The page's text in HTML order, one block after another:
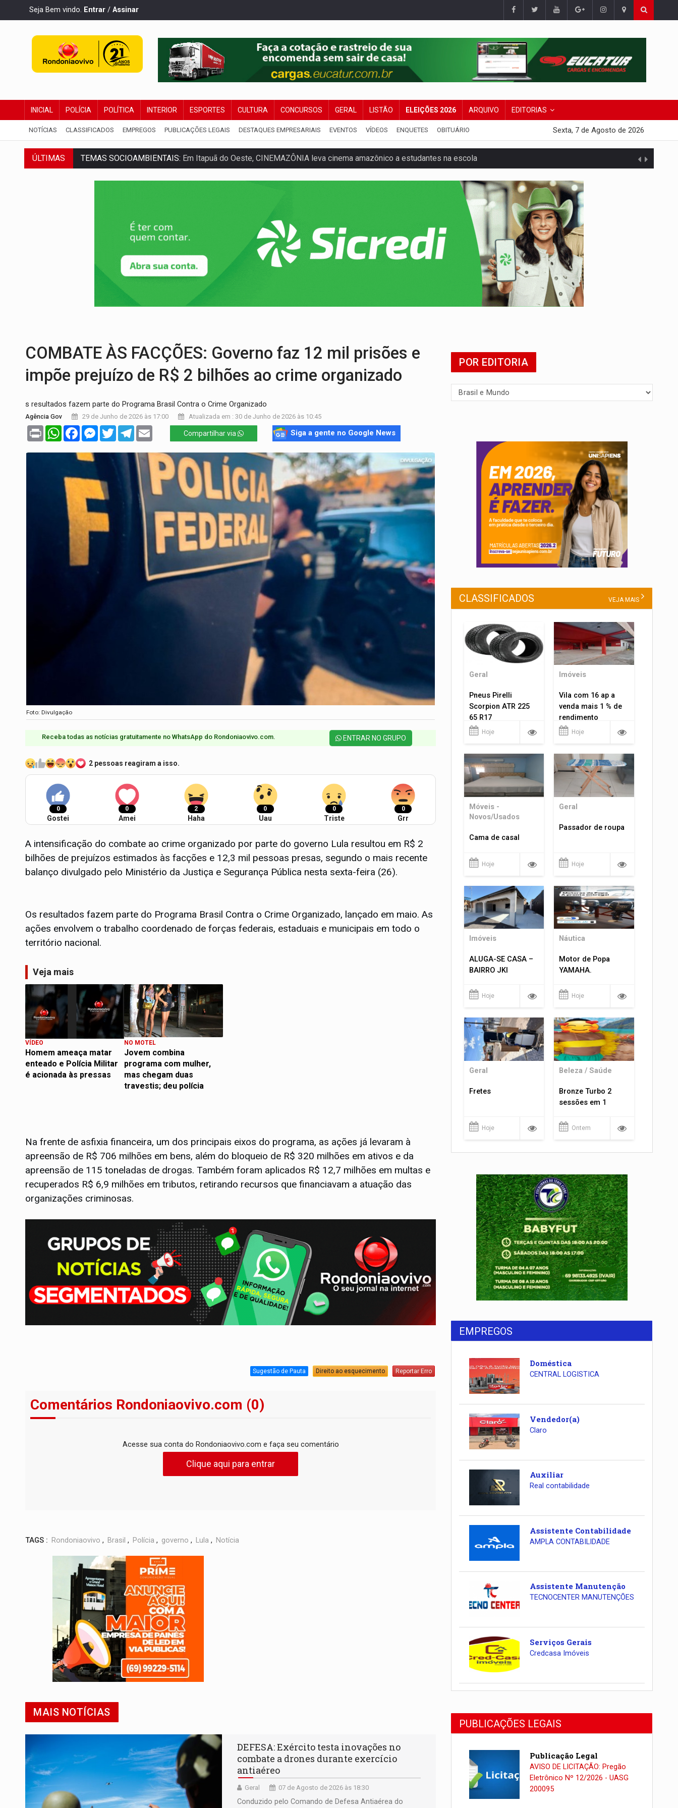
Seja Bem vindo. Entrar / Assinar
INICIAL POLÍCIA POLÍTICA INTERIOR ESPORTES CULTURA CONCURSOS GERAL LISTÃO ELEIÇÕES 2026 ARQUIVO EDITORIAS
NOTÍCIAS CLASSIFICADOS EMPREGOS PUBLICAÇÕES LEGAIS DESTAQUES EMPRESARIAIS EVENTOS VÍDEOS ENQUETES OBITUÁRIO Sexta, 7 de Agosto de 2026
ÚLTIMAS
TEMAS SOCIOAMBIENTAIS:Em Itapuã do Oeste, CINEMAZÔNIA leva cinema amazônico a estudantes na escola
PREVISÃO:Interior de Rondônia terá sábado (8) de calor intenso e tempo firme
Coreografia de Rondônia estreia na programação do Festival de Dança de Joinville
ELEIÇÕES 2026:Sgt. Mouza esclarece 'erro de digitação' em declaração de patrimônio de R$ 29 mi
Sinjur parabeniza servidores pelo adicional de incentivo com efeitos retroativos
Publicação Legal:AVISO DE LICITAÇÃO: Pregão Eletrônico Nº 12/2026 - UASG 200095
Polícia apreende mais de uma tonelada de drogas em fundo falso de caminhão
EMOCIONE:PRESENTES: Confira os sorteados na promoção de dia dos Pais
COMBATE ÀS FACÇÕES: Governo faz 12 mil prisões e
impõe prejuízo de R$ 2 bilhões ao crime organizado
s resultados fazem parte do Programa Brasil Contra o Crime Organizado
Agência Gov 29 de Junho de 2026 às 17:00 Atualizada em : 30 de Junho de 2026 às 10:45
Print WhatsAppFacebookMessenger
TwitterTelegram Compartilhar via Siga a gente no Google News
Foto: Divulgação
Receba todas as notícias gratuitamente no WhatsApp do Rondoniaovivo.com.​ ENTRAR NO GRUPO
2 pessoas reagiram a isso.
0
Gostei
0
Amei
2
Haha
0
Uau
0
Triste
0
Grr
A intensificação do combate ao crime organizado por parte do governo Lula resultou em R$ 2
bilhões de prejuízos estimados às facções e 12,3 mil pessoas presas, segundo o mais recente
balanço divulgado pelo Ministério da Justiça e Segurança Pública nesta sexta-feira (26).
Os resultados fazem parte do Programa Brasil Contra o Crime Organizado, lançado em maio. As
ações envolvem o trabalho coordenado de forças federais, estaduais e municipais em todo o
território nacional.
Veja mais
VÍDEO
Homem ameaça matar
enteado e Polícia Militar
é acionada às pressas
NO MOTEL
Jovem combina
programa com mulher,
mas chegam duas
travestis; deu polícia
Na frente de asfixia financeira, um dos principais eixos do programa, as ações já levaram à
apreensão de R$ 706 milhões em bens, além do bloqueio de R$ 320 milhões em ativos e da
apreensão de 115 toneladas de drogas. Também foram aplicados R$ 12,7 milhões em multas e
recuperados R$ 6,9 milhões em tributos, retirando recursos que financiavam a atuação das
organizações criminosas.
Sugestão de Pauta Direito ao esquecimento Reportar Erro
Comentários Rondoniaovivo.com (0)
Acesse sua conta do Rondoniaovivo.com e faça seu comentário
Clique aqui para entrar
TAGS : Rondoniaovivo , Brasil , Polícia , governo , Lula , Notícia
MAIS NOTÍCIAS
DEFESA: Exército testa inovações no
combate a drones durante exercício
antiaéreo
Geral 07 de Agosto de 2026 às 18:30
Conduzido pelo Comando de Defesa Antiaérea do
POR EDITORIA
CLASSIFICADOS VEJA MAIS
Geral
Pneus Pirelli
Scorpion ATR 225
65 R17
Hoje
Imóveis
Vila com 16 ap a
venda mais 1 % de
rendimento
Hoje
Móveis -
Novos/Usados
Cama de casal
Hoje
Geral
Passador de roupa
Hoje
Imóveis
ALUGA-SE CASA –
BAIRRO JKI
Hoje
Náutica
Motor de Popa
YAMAHA.
Hoje
Geral
Fretes
Hoje
Beleza / Saúde
Bronze Turbo 2
sessões em 1
Ontem
EMPREGOS
Doméstica
CENTRAL LOGISTICA
Vendedor(a)
Claro
Auxiliar
Real contabilidade
Assistente Contabilidade
AMPLA CONTABILIDADE
Assistente Manutenção
TECNOCENTER MANUTENÇÕES
Serviços Gerais
Credcasa Imóveis
PUBLICAÇÕES LEGAIS
Publicação Legal
AVISO DE LICITAÇÃO: Pregão
Eletrônico Nº 12/2026 - UASG
200095